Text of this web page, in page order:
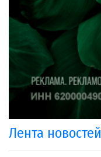
Лента новостей